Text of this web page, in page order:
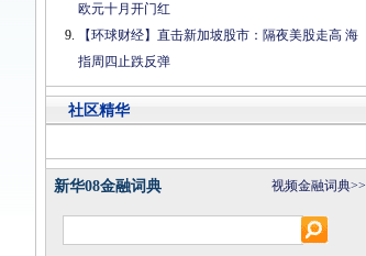
欧元十月开门红
【环球财经】直击新加坡股市：隔夜美股走高 海
指周四止跌反弹
社区精华
新华08金融词典 视频金融词典>>